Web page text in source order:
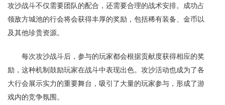
攻沙战斗不仅需要团队的配合，还需要合理的战术安排。成功占
领敌方城池的行会将会获得丰厚的奖励，包括稀有装备、金币以
及其他珍贵资源。
每次攻沙战斗后，参与的玩家都会根据贡献度获得相应的奖
励，这种机制鼓励玩家在战斗中表现出色。攻沙活动也成为了各
大行会展示实力的重要舞台，吸引了大量的玩家参与，形成了游
戏内的竞争氛围。